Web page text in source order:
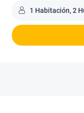
1 Habitación, 2